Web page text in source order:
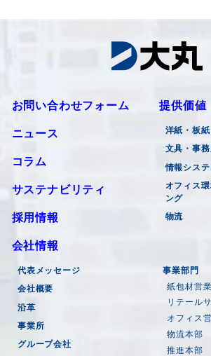
お問い合わせフォーム
ニュース
コラム
サステナビリティ
採用情報
提供価値
洋紙・板
文具・事
情報システ
オフィス
ング
物流
会社情報
代表メッセージ
会社概要
沿革
事業所
グループ会社
事業部門
紙包材営
リテール
オフィス
物流本部
推進本部